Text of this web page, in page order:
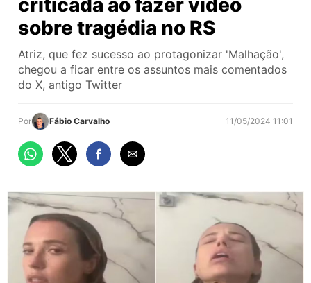
criticada ao fazer vídeo
sobre tragédia no RS
Atriz, que fez sucesso ao protagonizar 'Malhação',
chegou a ficar entre os assuntos mais comentados
do X, antigo Twitter
Por Fábio Carvalho 11/05/2024 11:01